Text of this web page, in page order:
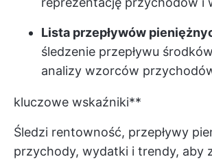
Lista przepływów
śledzenie przepływu
analizy wzorców
kluczowe wskaźniki**
Śledzi rentowność, przepływy
przychody, wydatki i trendy, aby